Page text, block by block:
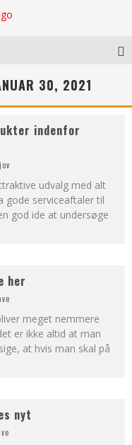
Oplev kvaliteten af rosévin til både hverdag og særlige øjeblikke
Vantinge Teknik: En Innovativ Løsning til Moderne Udfordringer
Find de bedste dame Vandresko til dit næste eventyr
30, 2021
indenfor
udvalg med alt
serviceaftaler til
god ide at undersøge
her
meget nemmere
er ikke altid at man
at hvis man skal på
nyt